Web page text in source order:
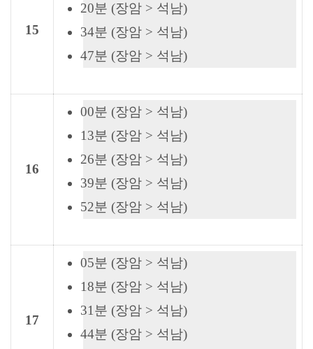
15
20분 (장암 > 석남)
34분 (장암 > 석남)
47분 (장암 > 석남)
16
00분 (장암 > 석남)
13분 (장암 > 석남)
26분 (장암 > 석남)
39분 (장암 > 석남)
52분 (장암 > 석남)
17
05분 (장암 > 석남)
18분 (장암 > 석남)
31분 (장암 > 석남)
44분 (장암 > 석남)